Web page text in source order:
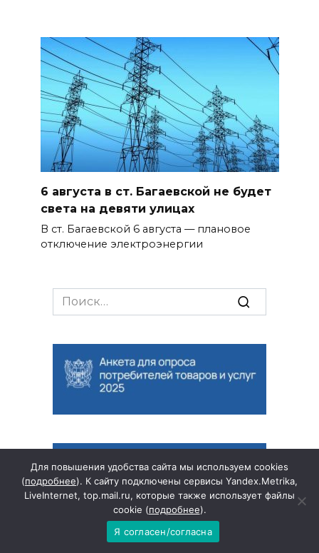
6 августа в ст. Багаевской не будет
света на девяти улицах
В ст. Багаевской 6 августа — плановое
отключение электроэнергии
Search
for:
Для повышения удобства сайта мы используем cookies
(подробнее). К сайту подключены сервисы Yandex.Metrika,
LiveInternet, top.mail.ru, которые также использует файлы
cookie (подробнее).
Я согласен/согласна